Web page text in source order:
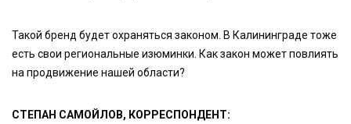
Такой бренд будет охраняться законом. В Калининграде тоже
есть свои региональные изюминки. Как закон может повлиять
на продвижение нашей области?
СТЕПАН САМОЙЛОВ, КОРРЕСПОНДЕНТ: